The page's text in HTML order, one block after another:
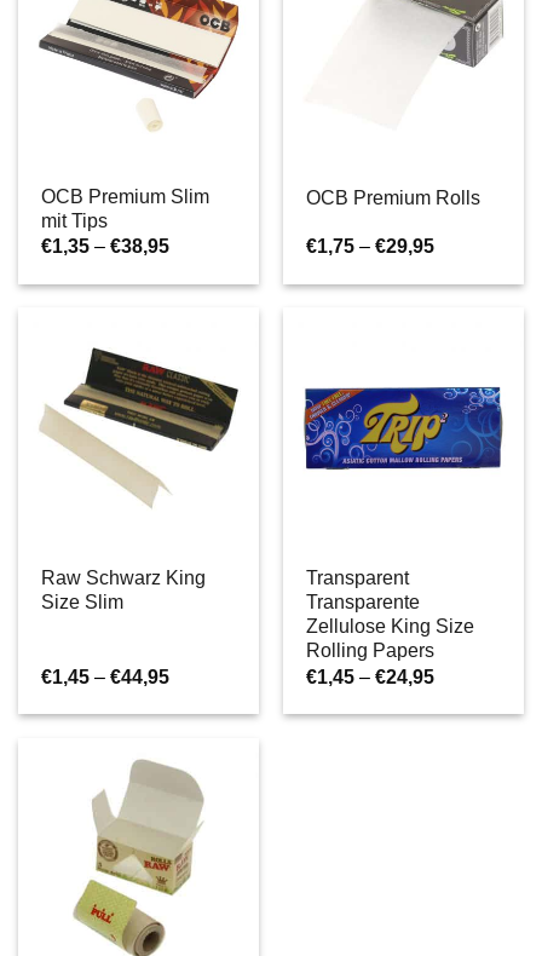
OCB Premium Slim
mit Tips
€1,35 – €38,95Preisspanne:
bis
OCB Premium Rolls
€1,75 – €29,95
bis
Raw Schwarz King
Size Slim
€1,45 – €44,95Preisspanne:
bis
Transparent
Transparente
Zellulose King Size
Rolling Papers
€1,45 – €24,95
bis